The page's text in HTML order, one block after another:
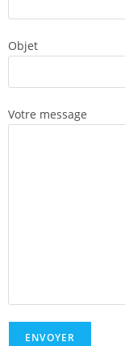
Objet
Votre message